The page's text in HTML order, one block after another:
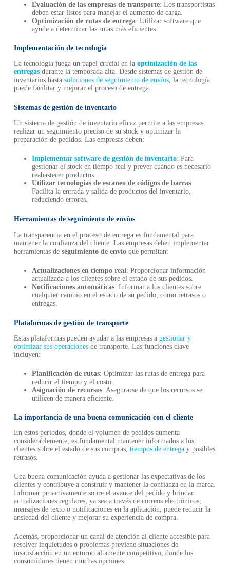
Evaluación de las empresas de transporte: Los transportistas
deben estar listos para manejar el aumento de carga.
Optimización de rutas de entrega: Utilizar software que
ayude a determinar las rutas más eficientes.
Implementación de tecnología
La tecnología juega un papel crucial en la optimización de las
entregasdurante la temporada alta. Desde sistemas de gestión de
inventarios hasta soluciones de seguimiento de envíos, la tecnología
puede facilitar y mejorar el proceso de entrega.
Sistemas de gestión de inventario
Un sistema de gestión de inventario eficaz permite a las empresas
realizar un seguimiento preciso de su stock y optimizar la
preparación de pedidos. Las empresas deben:
Implementar software de gestión de inventario: Para
gestionar el stock en tiempo real y prever cuándo es necesario
reabastecer productos.
Utilizar tecnologías de escaneo de códigos de barras:
Facilita la entrada y salida de productos del inventario,
reduciendo errores.
Herramientas de seguimiento de envíos
La transparencia en el proceso de entrega es fundamental para
mantener la confianza del cliente. Las empresas deben implementar
herramientas de seguimiento de envíoque permitan:
Actualizaciones en tiempo real: Proporcionar información
actualizada a los clientes sobre el estado de sus pedidos.
Notificaciones automáticas: Informar a los clientes sobre
cualquier cambio en el estado de su pedido, como retrasos o
entregas.
Plataformas de gestión de transporte
Estas plataformas pueden ayudar a las empresas a gestionar y
optimizar sus operacionesde transporte. Las funciones clave
incluyen:
Planificación de rutas: Optimizar las rutas de entrega para
reducir el tiempo y el costo.
Asignación de recursos: Asegurarse de que los recursos se
utilicen de manera eficiente.
La importancia de una buena comunicación con el cliente
En estos periodos, donde el volumen de pedidos aumenta
considerablemente, es fundamental mantener informados a los
clientes sobre el estado de sus compras, tiempos de entregay posibles
retrasos.
Una buena comunicación ayuda a gestionar las expectativas de los
clientes y contribuye a construir y mantener la confianza en la marca.
Informar proactivamente sobre el avance del pedido y brindar
actualizaciones regulares, ya sea a través de correos electrónicos,
mensajes de texto o notificaciones en la aplicación, puede reducir la
ansiedad del cliente y mejorar su experiencia de compra.
Además, proporcionar un canal de atención al cliente accesible para
resolver inquietudes o problemas previene situaciones de
insatisfacción en un entorno altamente competitivo, donde los
consumidores tienen muchas opciones.